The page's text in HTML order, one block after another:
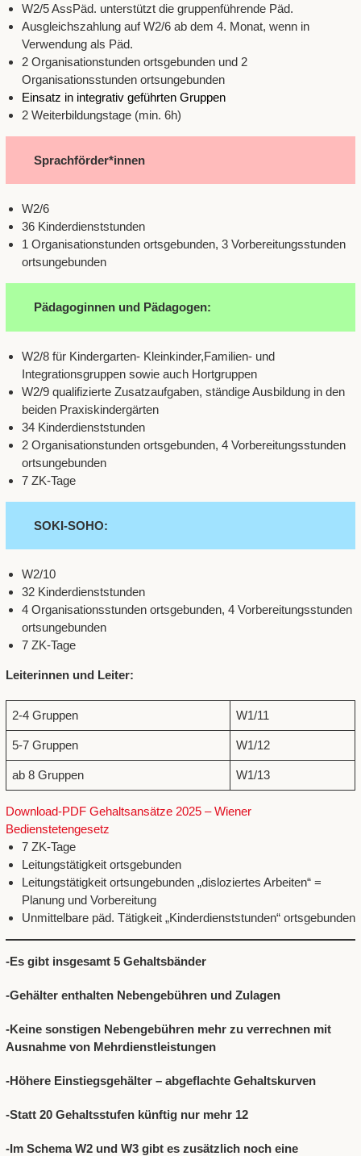
W2/5 AssPäd. unterstützt die gruppenführende Päd.
Ausgleichszahlung auf W2/6 ab dem 4. Monat, wenn in
Verwendung als Päd.
2 Organisationstunden ortsgebunden und 2
Organisationsstunden ortsungebunden
Einsatz in integrativ geführten Gruppen
2 Weiterbildungstage (min. 6h)
Sprachförder*innen
W2/6
36 Kinderdienststunden
1 Organisationstunden ortsgebunden, 3 Vorbereitungsstunden
ortsungebunden
Pädagoginnen und Pädagogen:
W2/8 für Kindergarten- Kleinkinder,Familien- und
Integrationsgruppen sowie auch Hortgruppen
W2/9 qualifizierte Zusatzaufgaben, ständige Ausbildung in den
beiden Praxiskindergärten
34 Kinderdienststunden
2 Organisationstunden ortsgebunden, 4 Vorbereitungsstunden
ortsungebunden
7 ZK-Tage
SOKI-SOHO:
W2/10
32 Kinderdienststunden
4 Organisationsstunden ortsgebunden, 4 Vorbereitungsstunden
ortsungebunden
7 ZK-Tage
Leiterinnen und Leiter:
2-4 Gruppen W1/11
5-7 Gruppen W1/12
ab 8 Gruppen W1/13
Download-PDF Gehaltsansätze 2025 – Wiener
Bedienstetengesetz
7 ZK-Tage
Leitungstätigkeit ortsgebunden
Leitungstätigkeit ortsungebunden „disloziertes Arbeiten“ =
Planung und Vorbereitung
Unmittelbare päd. Tätigkeit „Kinderdienststunden“ ortsgebunden
-Es gibt insgesamt 5 Gehaltsbänder
-Gehälter enthalten Nebengebühren und Zulagen
-Keine sonstigen Nebengebühren mehr zu verrechnen mit
Ausnahme von Mehrdienstleistungen
-Höhere Einstiegsgehälter – abgeflachte Gehaltskurven
-Statt 20 Gehaltsstufen künftig nur mehr 12
-Im Schema W2 und W3 gibt es zusätzlich noch eine